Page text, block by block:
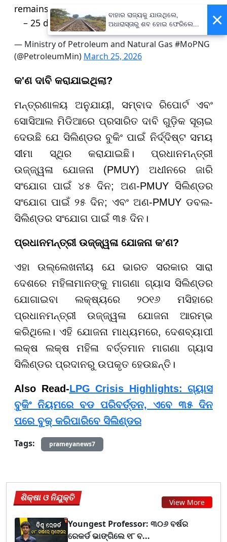
remains:
– 25 days in…pic.twitter.com/QqTlQYPaHp
— Ministry of Petroleum and Natural Gas #MoPNG
(@PetroleumMin) March 25, 2026
କ'ଣ ଦାବି କରାଯାଇଥିଲା?
ମନ୍ତ୍ରଣାଳୟ ଅନୁଯାୟୀ, ସମ୍ବାଦ ରିପୋର୍ଟ ଏବଂ
ସୋସିଆଲ ମିଡିଆରେ ପ୍ରସାରିତ ଦାବି ଗୁଡ଼ିକ ସୂଚାଇ
ଦେଉଛି ଯେ ସିଲିଣ୍ଡର ବୁକିଂ ପାଇଁ ନିର୍ଦ୍ଦିଷ୍ଟ ସମୟ
ସୀମା ସ୍ଥିର କରାଯାଇଛି। ପ୍ରଧାନମନ୍ତ୍ରୀ
ଉଜ୍ଜ୍ୱଳା ଯୋଜନା (PMUY) ଅଧୀନରେ ଜାରି
ସଂଯୋଗ ପାଇଁ ୪୫ ଦିନ; ଅଣ-PMUY ସିଲିଣ୍ଡର
ସଂଯୋଗ ପାଇଁ ୨୫ ଦିନ; ଏବଂ ଅଣ-PMUY ଡବଲ-
ସିଲିଣ୍ଡର ସଂଯୋଗ ପାଇଁ ୩୫ ଦିନ।
ପ୍ରଧାନମନ୍ତ୍ରୀ ଉଜ୍ଜ୍ୱଳା ଯୋଜନା କ'ଣ?
ଏହା ଉଲ୍ଲେଖନୀୟ ଯେ ଭାରତ ସରକାର ସାରା
ଦେଶରେ ମହିଳାମାନଙ୍କୁ ମାଗଣା ଗ୍ୟାସ ସିଲିଣ୍ଡର
ଯୋଗାଇବା ଲକ୍ଷ୍ୟରେ ୨୦୧୬ ମସିହାରେ
ପ୍ରଧାନମନ୍ତ୍ରୀ ଉଜ୍ଜ୍ୱଳା ଯୋଜନା ଆରମ୍ଭ
କରିଥିଲେ। ଏହି ଯୋଜନା ମାଧ୍ୟମରେ, ଦେଶବ୍ୟାପୀ
ଲକ୍ଷ ଲକ୍ଷ ମହିଳା ବର୍ତ୍ତମାନ ମାଗଣା ଗ୍ୟାସ
ସିଲିଣ୍ଡର ପ୍ରଦାନରୁ ଉପକୃତ ହେଉଛନ୍ତି।
Also Read-LPG Crisis Highlights: ଗ୍ୟାସ
ବୁକିଂ ନିୟମରେ ବଡ ପରିବର୍ତ୍ତନ, ଏବେ ୩୫ ଦିନ
ପରେ ବୁକ୍ କରିପାରିବେ ସିଲିଣ୍ଡର
Tags:
prameyanews7
ଶିକ୍ଷା ଓ ନିଯୁକ୍ତି View More
Youngest Professor: ୩୦୬ ବର୍ଷର
ରେକର୍ଡ ଭାଙ୍ଗିଲେ ୧୮ ବ...
×
ବାହାର ରାଜ୍ୟକୁ ଯାଉଥିଲେ,
ଅଧାରାସ୍ତାରୁ ଶବ ହୋଇ ଫେରିଲେ...